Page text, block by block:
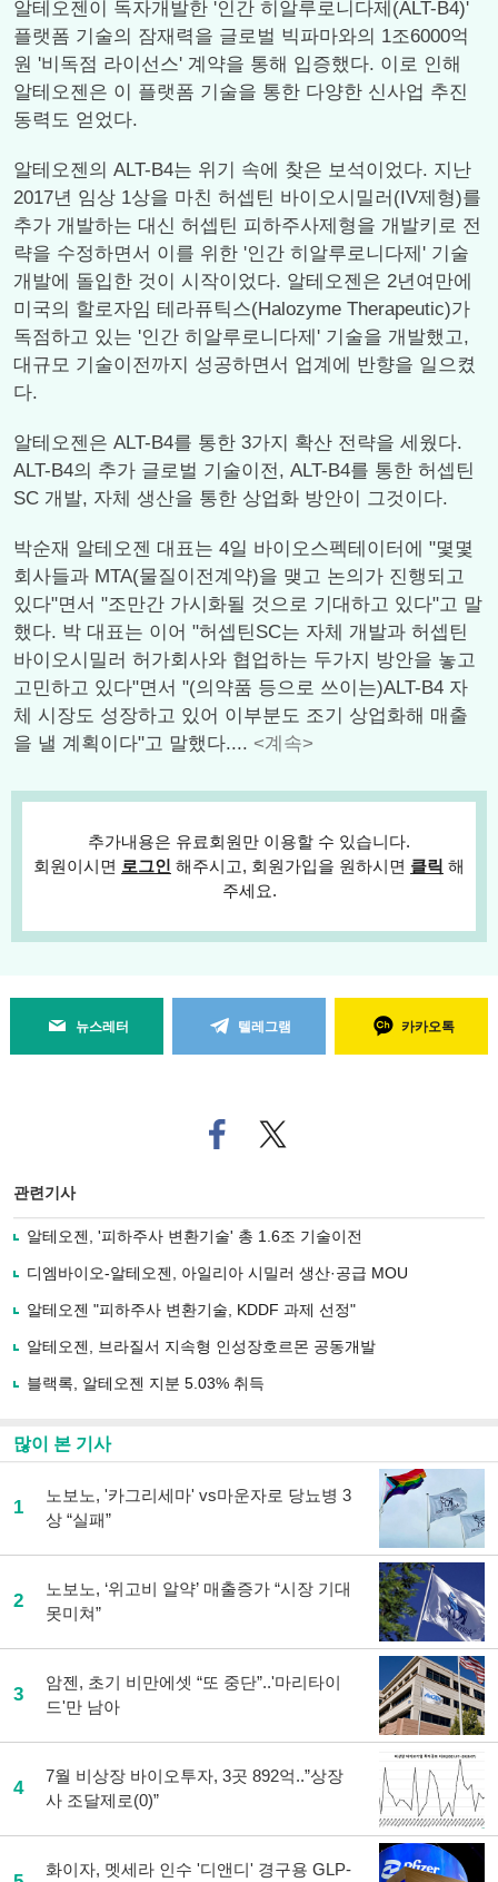
알테오젠이 독자개발한 '인간 히알루로니다제(ALT-B4)'
플랫폼 기술의 잠재력을 글로벌 빅파마와의 1조6000억
원 '비독점 라이선스' 계약을 통해 입증했다. 이로 인해
알테오젠은 이 플랫폼 기술을 통한 다양한 신사업 추진
동력도 얻었다.
알테오젠의 ALT-B4는 위기 속에 찾은 보석이었다. 지난
2017년 임상 1상을 마친 허셉틴 바이오시밀러(IV제형)를
추가 개발하는 대신 허셉틴 피하주사제형을 개발키로 전
략을 수정하면서 이를 위한 '인간 히알루로니다제' 기술
개발에 돌입한 것이 시작이었다. 알테오젠은 2년여만에
미국의 할로자임 테라퓨틱스(Halozyme Therapeutic)가
독점하고 있는 '인간 히알루로니다제' 기술을 개발했고,
대규모 기술이전까지 성공하면서 업계에 반향을 일으켰
다.
알테오젠은 ALT-B4를 통한 3가지 확산 전략을 세웠다.
ALT-B4의 추가 글로벌 기술이전, ALT-B4를 통한 허셉틴
SC 개발, 자체 생산을 통한 상업화 방안이 그것이다.
박순재 알테오젠 대표는 4일 바이오스펙테이터에 "몇몇
회사들과 MTA(물질이전계약)을 맺고 논의가 진행되고
있다"면서 "조만간 가시화될 것으로 기대하고 있다"고 말
했다. 박 대표는 이어 "허셉틴SC는 자체 개발과 허셉틴
바이오시밀러 허가회사와 협업하는 두가지 방안을 놓고
고민하고 있다"면서 "(의약품 등으로 쓰이는)ALT-B4 자
체 시장도 성장하고 있어 이부분도 조기 상업화해 매출
을 낼 계획이다"고 말했다.... <계속>
추가내용은 유료회원만 이용할 수 있습니다.
회원이시면 로그인 해주시고, 회원가입을 원하시면 클릭 해
주세요.
뉴스레터 텔레그램 카카오톡
페
이
로
기
사
유
기
트위
터로
관련기사
알테오젠, '피하주사 변환기술' 총 1.6조 기술이전
디엠바이오-알테오젠, 아일리아 시밀러 생산·공급 MOU
알테오젠 "피하주사 변환기술, KDDF 과제 선정"
알테오젠, 브라질서 지속형 인성장호르몬 공동개발
블랙록, 알테오젠 지분 5.03% 취득
많이 본 기사
1
노보노, '카그리세마' vs마운자로 당뇨병 3
상 “실패”
2
노보노, ‘위고비 알약’ 매출증가 “시장 기대
못미쳐”
3
암젠, 초기 비만에셋 “또 중단”..'마리타이
드'만 남아
4
7월 비상장 바이오투자, 3곳 892억..”상장
사 조달제로(0)”
화이자, 멧세라 인수 '디앤디' 경구용 GLP-